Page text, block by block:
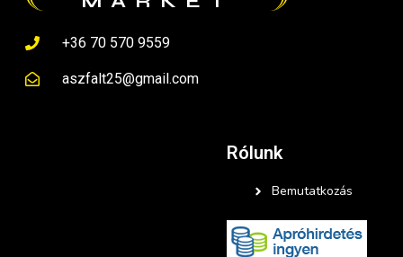
+36 70 570 9559
aszfalt25@gmail.com
Rólunk
Bemutatkozás